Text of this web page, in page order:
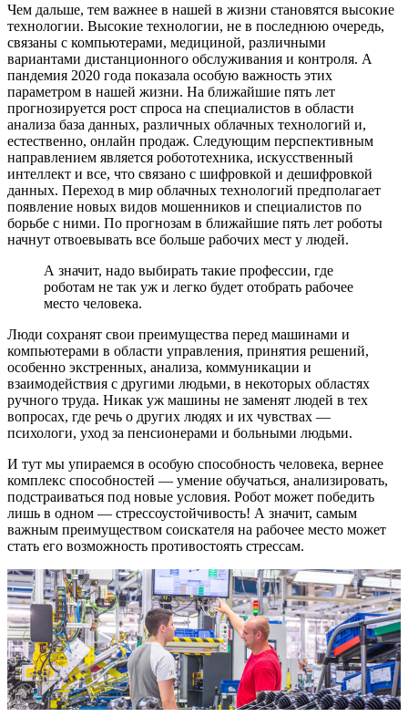
Чем дальше, тем важнее в нашей в жизни становятся высокие
технологии. Высокие технологии, не в последнюю очередь,
связаны с компьютерами, медициной, различными
вариантами дистанционного обслуживания и контроля. А
пандемия 2020 года показала особую важность этих
параметром в нашей жизни. На ближайшие пять лет
прогнозируется рост спроса на специалистов в области
анализа база данных, различных облачных технологий и,
естественно, онлайн продаж. Следующим перспективным
направлением является робототехника, искусственный
интеллект и все, что связано с шифровкой и дешифровкой
данных. Переход в мир облачных технологий предполагает
появление новых видов мошенников и специалистов по
борьбе с ними. По прогнозам в ближайшие пять лет роботы
начнут отвоевывать все больше рабочих мест у людей.
А значит, надо выбирать такие профессии, где
роботам не так уж и легко будет отобрать рабочее
место человека.
Люди сохранят свои преимущества перед машинами и
компьютерами в области управления, принятия решений,
особенно экстренных, анализа, коммуникации и
взаимодействия с другими людьми, в некоторых областях
ручного труда. Никак уж машины не заменят людей в тех
вопросах, где речь о других людях и их чувствах —
психологи, уход за пенсионерами и больными людьми.
И тут мы упираемся в особую способность человека, вернее
комплекс способностей — умение обучаться, анализировать,
подстраиваться под новые условия. Робот может победить
лишь в одном — стрессоустойчивость! А значит, самым
важным преимуществом соискателя на рабочее место может
стать его возможность противостоять стрессам.